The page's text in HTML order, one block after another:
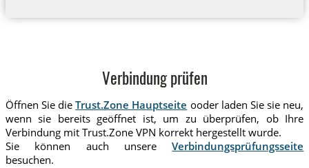
Verbindung prüfen
Öffnen Sie dieTrust.Zone Hauptseite ooder laden Sie sie neu,
wenn sie bereits geöffnet ist, um zu überprüfen, ob Ihre
Verbindung mit Trust.Zone VPN korrekt hergestellt wurde.
Sie können auch unsereVerbindungsprüfungsseite
besuchen.